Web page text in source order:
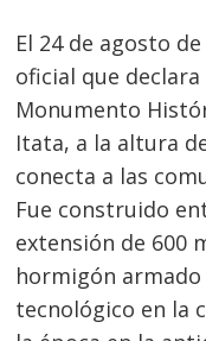
El 24 de agosto
oficial que
Monumento
Itata, a la altura
conecta a las
Fue construido
extensión de 600
hormigón
tecnológico en la